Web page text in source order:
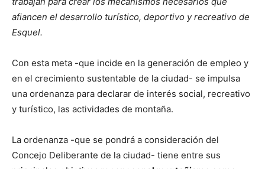
afiancen el desarrollo turístico, deportivo y recreativo de
Esquel.
Con esta meta -que incide en la generación de empleo y
en el crecimiento sustentable de la ciudad- se impulsa
una ordenanza para declarar de interés social, recreativo
y turístico, las actividades de montaña.
La ordenanza -que se pondrá a consideración del
Concejo Deliberante de la ciudad- tiene entre sus